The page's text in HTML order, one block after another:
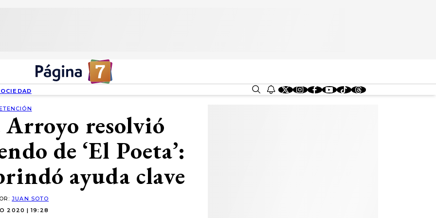
resolvió
de ‘El Poeta’:
ayuda clave
JUAN SOTO
2020 | 19:28